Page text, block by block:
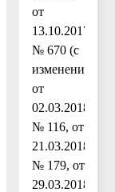
от
13.10.2017
№ 670 (с
изменениями
от
02.03.2018
№ 116, от
21.03.2018
№ 179, от
29.03.2018